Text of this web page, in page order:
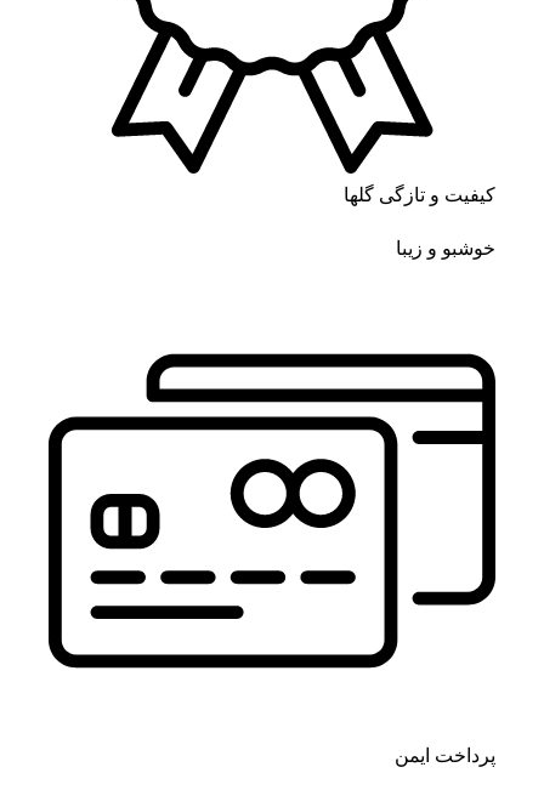
کیفیت و تازگی گلها
خوشبو و زیبا
پرداخت ایمن